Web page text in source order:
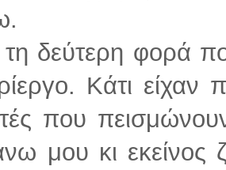
δεύτερη φορά
Κάτι
που
μου κι εκείνος